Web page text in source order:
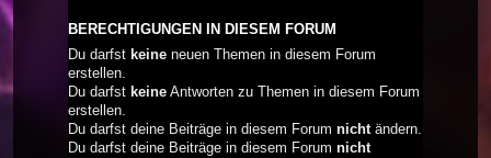
BERECHTIGUNGEN IN DIESEM FORUM
Du darfst keine neuen Themen in diesem Forum
erstellen.
Du darfst keine Antworten zu Themen in diesem Forum
erstellen.
Du darfst deine Beiträge in diesem Forum nicht ändern.
Du darfst deine Beiträge in diesem Forum nicht